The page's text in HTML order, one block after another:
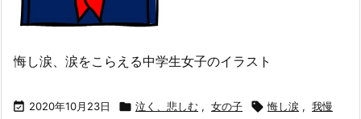
悔し涙、涙をこらえる中学生女子のイラスト
 2020年10月23日  泣く、悲しむ , 女の子  悔し涙 , 我慢